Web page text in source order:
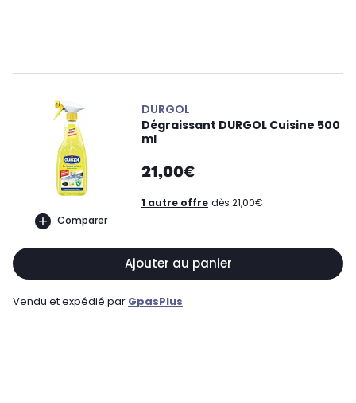
Comparer
DURGOL
Dégraissant DURGOL Cuisine 500
ml
21,00€
1 autre offre dès 21,00€
Ajouter au panier
Vendu et expédié par GpasPlus